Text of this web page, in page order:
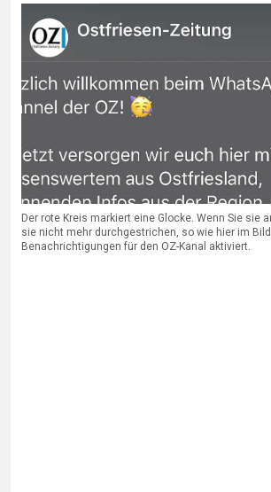
Der rote Kreis markiert eine Glocke. Wenn Sie sie
sie nicht mehr durchgestrichen, so wie hier im
Benachrichtigungen für den OZ-Kanal aktiviert.